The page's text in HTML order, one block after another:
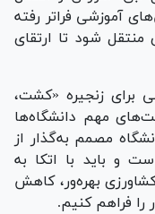
آموزشی فراتر رفته
منتقل شود تا ارتقای
برای زنجیره «کشت،
مهم دانشگاه‌ها
مصمم به‌گذار از
و باید با اتکا به
بهره‌ور، کاهش
فراهم کنیم.